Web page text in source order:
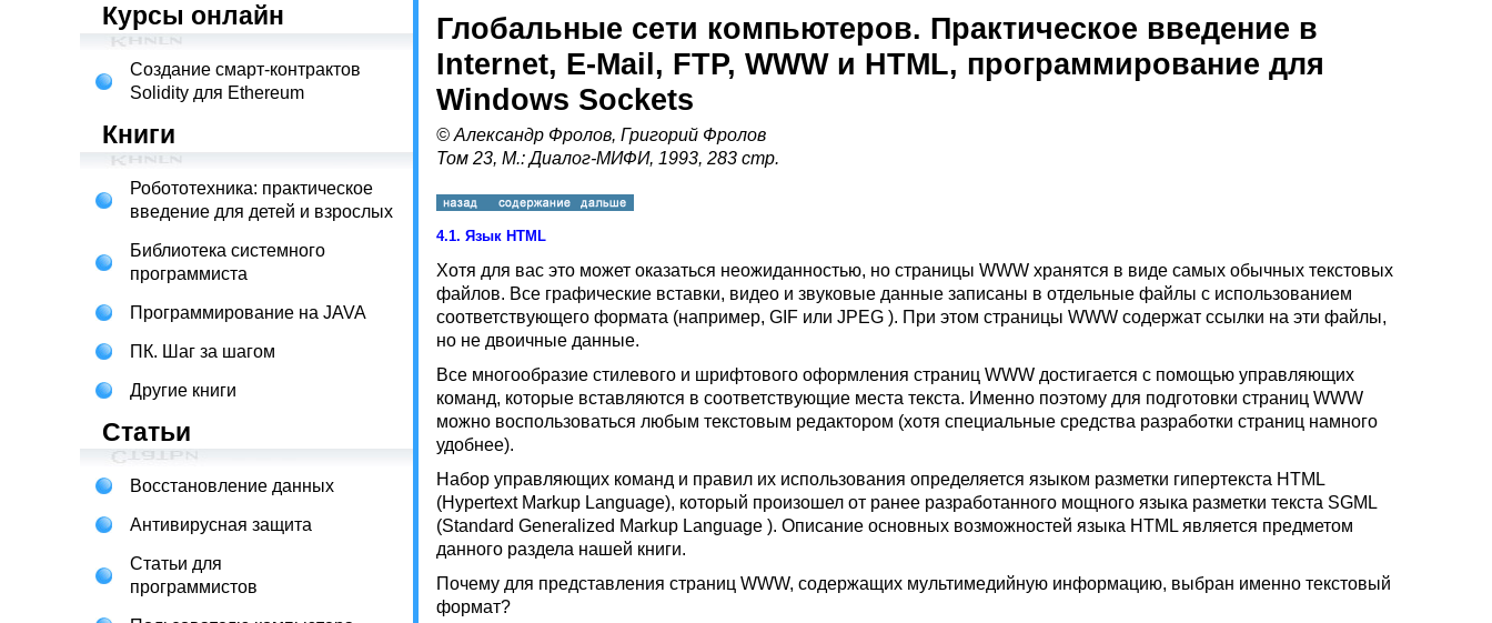
Курсы онлайн
Создание смарт-контрактов
Solidity для Ethereum
Книги
Робототехника: практическое
введение для детей и взрослых
Библиотека системного
программиста
Программирование на JAVA
ПК. Шаг за шагом
Другие книги
Статьи
Восстановление данных
Антивирусная защита
Статьи для
программистов
Глобальные сети компьютеров. Практическое введение в
Internet, E-Mail, FTP, WWW и HTML, программирование для
Windows Sockets
© Александр Фролов, Григорий Фролов
Том 23, М.: Диалог-МИФИ, 1993, 283 стр.
4.1. Язык HTML
Хотя для вас это может оказаться неожиданностью, но страницы WWW хранятся в виде самых обычных текстовых
файлов. Все графические вставки, видео и звуковые данные записаны в отдельные файлы с использованием
соответствующего формата (например, GIF или JPEG ). При этом страницы WWW содержат ссылки на эти файлы,
но не двоичные данные.
Все многообразие стилевого и шрифтового оформления страниц WWW достигается с помощью управляющих
команд, которые вставляются в соответствующие места текста. Именно поэтому для подготовки страниц WWW
можно воспользоваться любым текстовым редактором (хотя специальные средства разработки страниц намного
удобнее).
Набор управляющих команд и правил их использования определяется языком разметки гипертекста HTML
(Hypertext Markup Language), который произошел от ранее разработанного мощного языка разметки текста SGML
(Standard Generalized Markup Language ). Описание основных возможностей языка HTML является предметом
данного раздела нашей книги.
Почему для представления страниц WWW, содержащих мультимедийную информацию, выбран именно текстовый
формат?